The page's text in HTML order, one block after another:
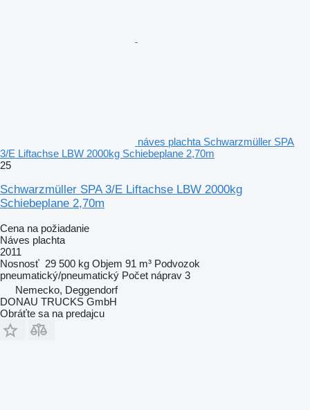
náves plachta Schwarzmüller SPA
3/E Liftachse LBW 2000kg Schiebeplane 2,70m
25
Schwarzmüller SPA 3/E Liftachse LBW 2000kg
Schiebeplane 2,70m
Cena na požiadanie
Náves plachta
2011
Nosnosť 29 500 kg Objem 91 m³ Podvozok
pneumatický/pneumatický Počet náprav 3
Nemecko, Deggendorf
DONAU TRUCKS GmbH
Obráťte sa na predajcu